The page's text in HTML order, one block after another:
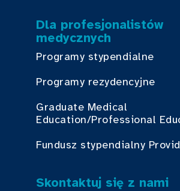
Dla profesjonalistów
medycznych
Programy stypendialne
Programy rezydencyjne
Graduate Medical
Education/Professional
Fundusz stypendialny
Skontaktuj się z nami